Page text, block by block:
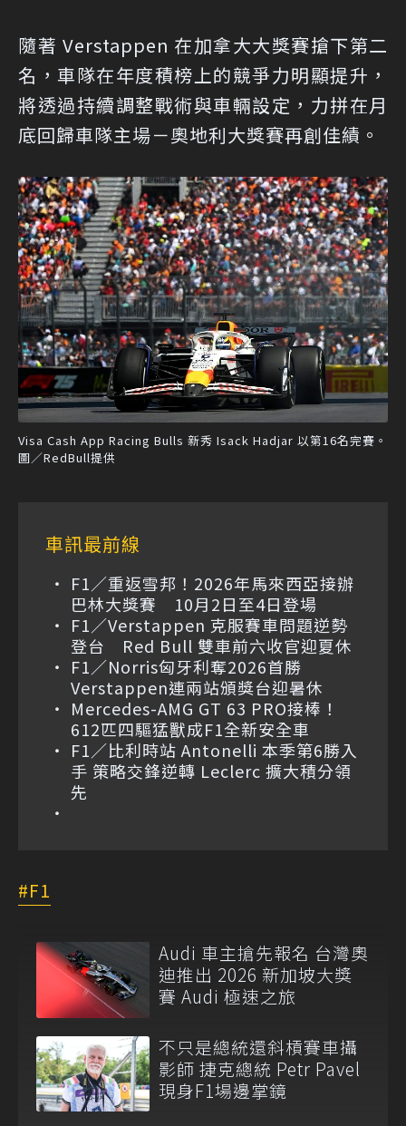
隨著 Verstappen 在加拿大大獎賽搶下第二
名，車隊在年度積榜上的競爭力明顯提升，
將透過持續調整戰術與車輛設定，力拼在月
底回歸車隊主場－奧地利大獎賽再創佳績。
Visa Cash App Racing Bulls 新秀 Isack Hadjar 以第16名完賽。
圖／RedBull提供
車訊最前線
F1／重返雪邦！2026年馬來西亞接辦
巴林大獎賽 10月2日至4日登場
F1／Verstappen 克服賽車問題逆勢
登台 Red Bull 雙車前六收官迎夏休
F1／Norris匈牙利奪2026首勝
Verstappen連兩站頒獎台迎暑休
Mercedes-AMG GT 63 PRO接棒！
612匹四驅猛獸成F1全新安全車
F1／比利時站 Antonelli 本季第6勝入
手 策略交鋒逆轉 Leclerc 擴大積分領
先
F1
Audi 車主搶先報名 台灣奧
迪推出 2026 新加坡大獎
賽 Audi 極速之旅
不只是總統還斜槓賽車攝
影師 捷克總統 Petr Pavel
現身F1場邊掌鏡